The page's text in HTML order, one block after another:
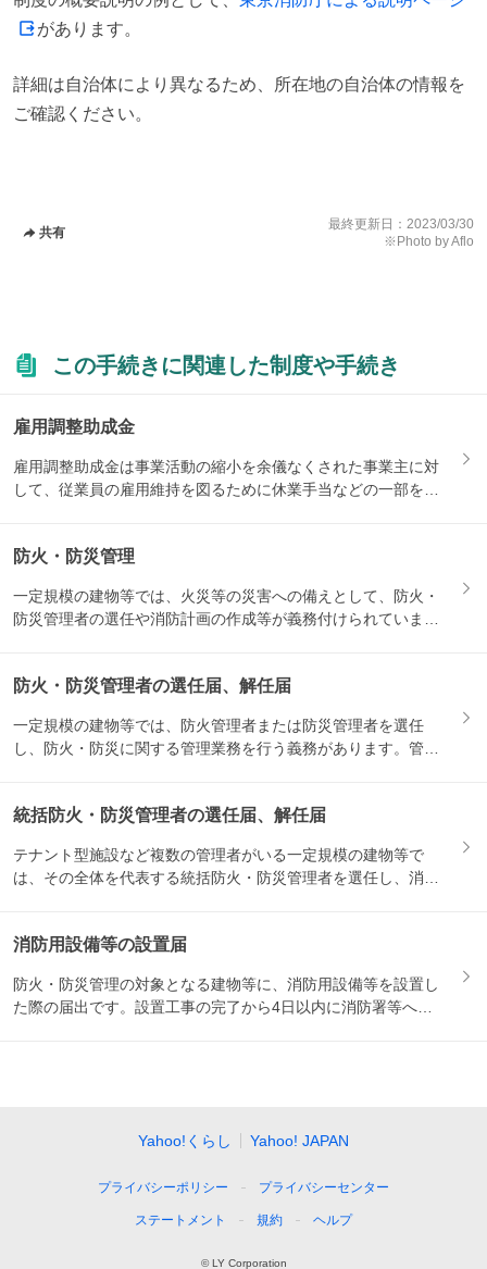
があります。
詳細は自治体により異なるため、所在地の自治体の情報を
ご確認ください。
共有
最終更新日： 2023/03/30
※Photo by Aflo
この手続きに関連した制度や手続き
雇用調整助成金
雇用調整助成金は事業活動の縮小を余儀なくされた事業主に対
して、従業員の雇用維持を図るために休業手当などの一部を助
防火・防災管理
一定規模の建物等では、火災等の災害への備えとして、防火・
防災管理者の選任や消防計画の作成等が義務付けられていま
防火・防災管理者の選任届、解任届
一定規模の建物等では、防火管理者または防災管理者を選任
し、防火・防災に関する管理業務を行う義務があります。管理
統括防火・防災管理者の選任届、解任届
テナント型施設など複数の管理者がいる一定規模の建物等で
は、その全体を代表する統括防火・防災管理者を選任し、消防
消防用設備等の設置届
防火・防災管理の対象となる建物等に、消防用設備等を設置し
た際の届出です。設置工事の完了から4日以内に消防署等への
Yahoo!くらし Yahoo! JAPAN
プライバシーポリシー プライバシーセンター
ステートメント 規約 ヘルプ
© LY Corporation